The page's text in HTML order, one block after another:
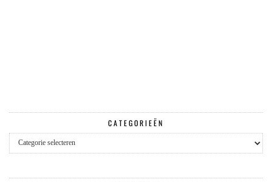
CATEGORIEËN
Categorieën